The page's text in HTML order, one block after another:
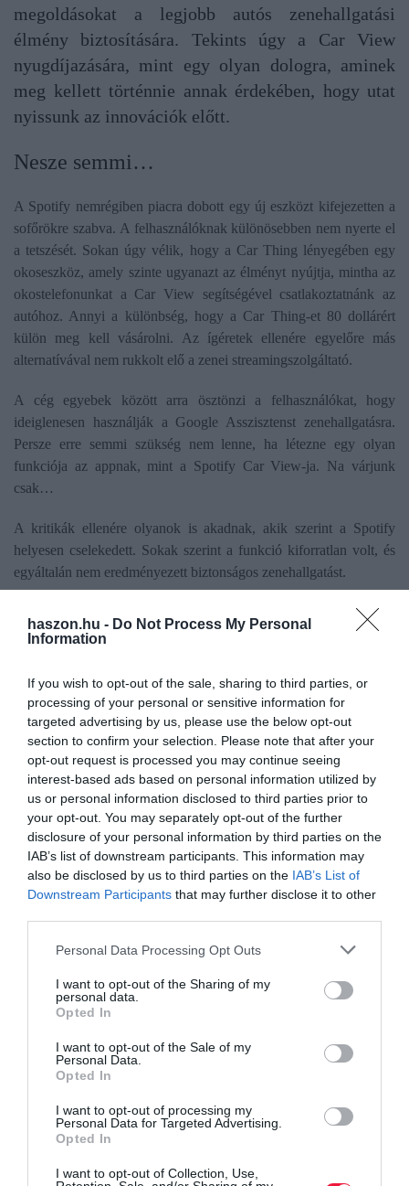
haszon.hu - Do Not Process My Personal
Information
If you wish to opt-out of the sale, sharing to third parties, or
processing of your personal or sensitive information for
targeted advertising by us, please use the below opt-out
section to confirm your selection. Please note that after your
opt-out request is processed you may continue seeing
interest-based ads based on personal information utilized by
us or personal information disclosed to third parties prior to
your opt-out. You may separately opt-out of the further
disclosure of your personal information by third parties on the
IAB’s list of downstream participants. This information may
also be disclosed by us to third parties on the IAB’s List of
Downstream Participants that may further disclose it to other
Please note that this website/app uses one or more Google
not limited to your visit or usage behaviour. You may click to
grant or deny consent to Google and its third-party tags to
use your data for below specified purposes in below Google
consent section.
Personal Data Processing Opt Outs
I want to opt-out of the Sharing of my
personal data.
Opted In
I want to opt-out of the Sale of my
Personal Data.
Opted In
I want to opt-out of processing my
Personal Data for Targeted Advertising.
Opted In
I want to opt-out of Collection, Use,
megoldásokat a legjobb autós zenehallgatási
élmény biztosítására. Tekints úgy a Car View
nyugdíjazására, mint egy olyan dologra, aminek
meg kellett történnie annak érdekében, hogy utat
nyissunk az innovációk előtt.
Nesze semmi…
A Spotify nemrégiben piacra dobott egy új eszközt kifejezetten a
sofőrökre szabva. A felhasználóknak különösebben nem nyerte el
a tetszését. Sokan úgy vélik, hogy a Car Thing lényegében egy
okoseszköz, amely szinte ugyanazt az élményt nyújtja, mintha az
okostelefonunkat a Car View segítségével csatlakoztatnánk az
autóhoz. Annyi a különbség, hogy a Car Thing-et 80 dollárért
külön meg kell vásárolni. Az ígéretek ellenére egyelőre más
alternatívával nem rukkolt elő a zenei streamingszolgáltató.
A cég egyebek között arra ösztönzi a felhasználókat, hogy
ideiglenesen használják a Google Asszisztenst zenehallgatásra.
Persze erre semmi szükség nem lenne, ha létezne egy olyan
funkciója az appnak, mint a Spotify Car View-ja. Na várjunk
csak…
A kritikák ellenére olyanok is akadnak, akik szerint a Spotify
helyesen cselekedett. Sokak szerint a funkció kiforratlan volt, és
egyáltalán nem eredményezett biztonságos zenehallgatást.
Mindenesetre a vállaltnak sietnie kell, ha nem akarja, hogy a
felhasználók átpártoljanak egy másik zenei apphoz, ugyanis
mellett.
spotify zeneipar megszüntetés